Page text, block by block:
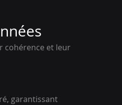
cohérence et leur
garantissant